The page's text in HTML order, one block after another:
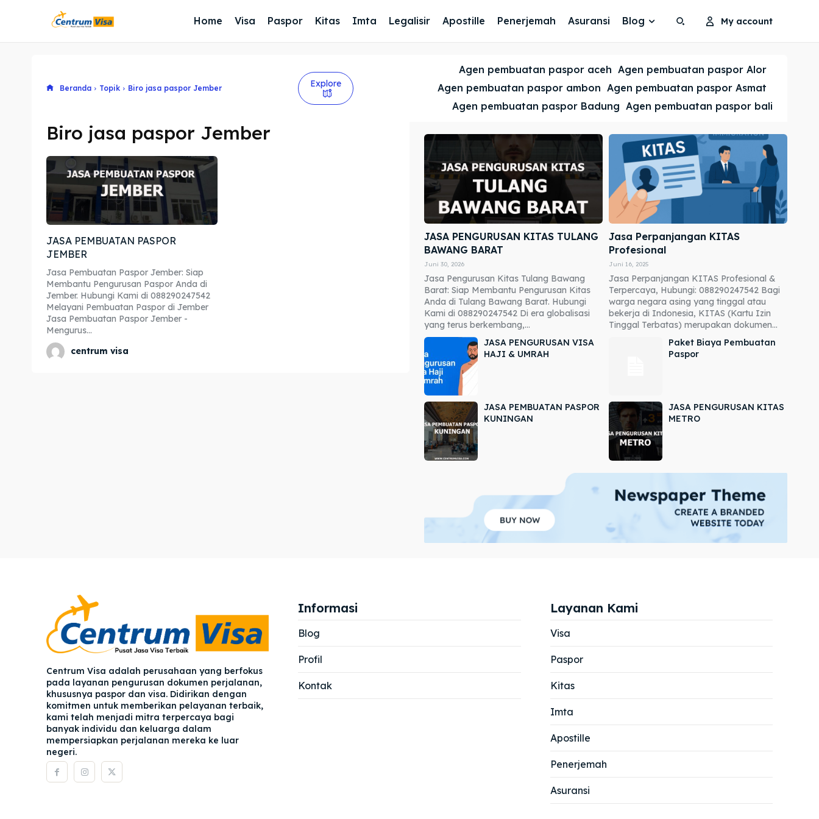
Explore our destinations
Blog
Cari
Explore our destinations
Blog
Cari
Home Visa Paspor Kitas Imta Legalisir Apostille Penerjemah Asuransi Blog My account
Beranda Topik Biro jasa paspor Jember Explore
Agen pembuatan paspor aceh Agen pembuatan paspor Alor
Agen pembuatan paspor ambon Agen pembuatan paspor Asmat
Agen pembuatan paspor Badung Agen pembuatan paspor bali
Biro jasa paspor Jember
JASA PEMBUATAN PASPOR
JEMBER
Jasa Pembuatan Paspor Jember: Siap
Membantu Pengurusan Paspor Anda di
Jember. Hubungi Kami di 088290247542
Melayani Pembuatan Paspor di Jember
Jasa Pembuatan Paspor Jember -
Mengurus...
centrum visa
JASA PENGURUSAN KITAS TULANG
BAWANG BARAT
Juni 30, 2026
Jasa Pengurusan Kitas Tulang Bawang
Barat: Siap Membantu Pengurusan Kitas
Anda di Tulang Bawang Barat. Hubungi
Kami di 088290247542 Di era globalisasi
yang terus berkembang,...
Jasa Perpanjangan KITAS
Profesional
Juni 16, 2025
Jasa Perpanjangan KITAS Profesional &
Terpercaya, Hubungi: 088290247542 Bagi
warga negara asing yang tinggal atau
bekerja di Indonesia, KITAS (Kartu Izin
Tinggal Terbatas) merupakan dokumen...
JASA PENGURUSAN VISA
HAJI & UMRAH
Paket Biaya Pembuatan
Paspor
JASA PEMBUATAN PASPOR
KUNINGAN
JASA PENGURUSAN KITAS
METRO
Centrum Visa adalah perusahaan yang berfokus
pada layanan pengurusan dokumen perjalanan,
khususnya paspor dan visa. Didirikan dengan
komitmen untuk memberikan pelayanan terbaik,
kami telah menjadi mitra terpercaya bagi
banyak individu dan keluarga dalam
mempersiapkan perjalanan mereka ke luar
negeri.
Informasi
Blog
Profil
Kontak
Layanan Kami
Visa
Paspor
Kitas
Imta
Apostille
Penerjemah
Asuransi